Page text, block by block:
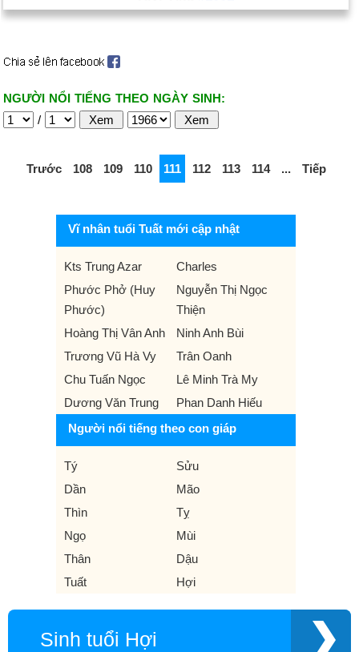
NGƯỜI NỔI TIẾNG THEO NGÀY SINH:
/
Trước 108 109 110 111 112 113 114 ... Tiếp
Vĩ nhân tuổi Tuất mới cập nhật
Kts Trung Azar
Charles
Phước Phở (Huy
Phước)
Nguyễn Thị Ngọc
Thiện
Hoàng Thị Vân Anh
Ninh Anh Bùi
Trương Vũ Hà Vy
Trân Oanh
Chu Tuấn Ngọc
Lê Minh Trà My
Dương Văn Trung
Phan Danh Hiếu
Người nổi tiếng theo con giáp
Tý
Sửu
Dần
Mão
Thìn
Tỵ
Ngọ
Mùi
Thân
Dậu
Tuất
Hợi
Sinh tuổi Hợi